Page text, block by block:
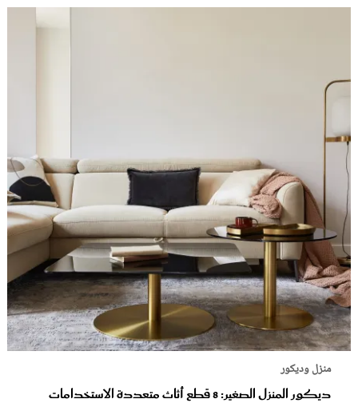
منزل وديكور
ديكور المنزل الصغير: 8 قطع أثاث متعددة الاستخدامات